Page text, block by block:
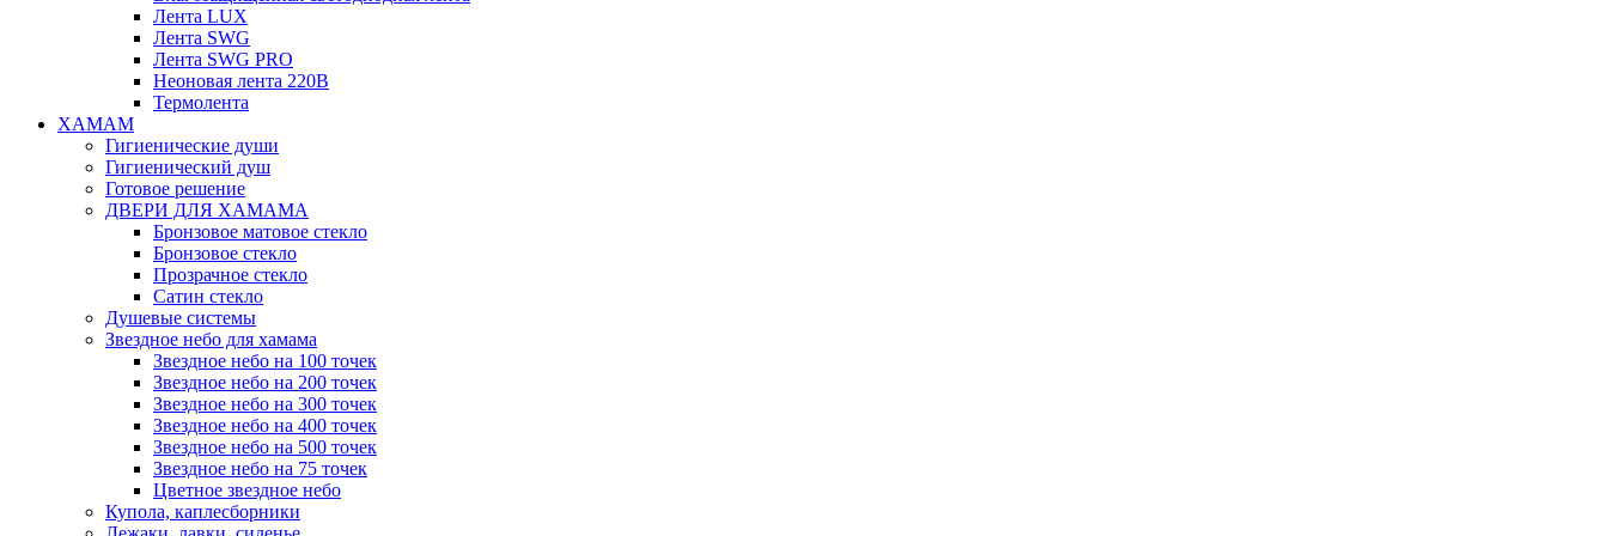
Лента LUX
Лента SWG
Лента SWG PRO
Неоновая лента 220В
Термолента
ХАМАМ
Гигиенические души
Гигиенический душ
Готовое решение
ДВЕРИ ДЛЯ ХАМАМА
Бронзовое матовое стекло
Бронзовое стекло
Прозрачное стекло
Сатин стекло
Душевые системы
Звездное небо для хамама
Звездное небо на 100 точек
Звездное небо на 200 точек
Звездное небо на 300 точек
Звездное небо на 400 точек
Звездное небо на 500 точек
Звездное небо на 75 точек
Цветное звездное небо
Купола, каплесборники